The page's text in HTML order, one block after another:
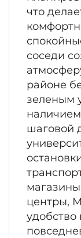
что
соседи
районе
зеленым
шаговой
магазины
центры,